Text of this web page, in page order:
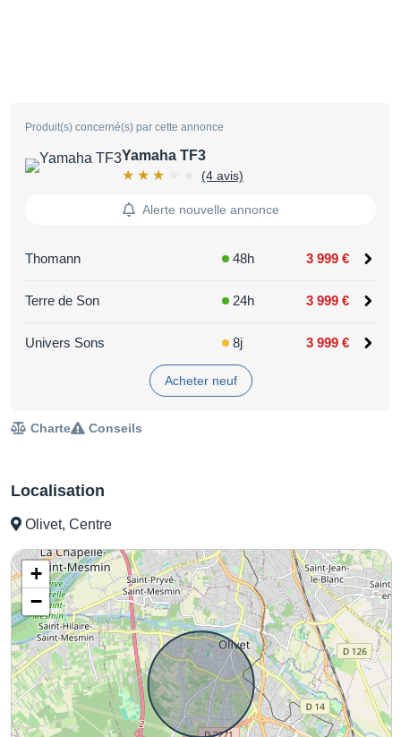
Localisation
Olivet, Centre
+
−
Produit(s) concerné(s) par cette annonce
Yamaha TF3
(4 avis)
Alerte nouvelle annonce
Thomann 48h 3 999 €
Terre de Son 24h 3 999 €
Univers Sons 8j 3 999 €
Acheter neuf
Charte Conseils